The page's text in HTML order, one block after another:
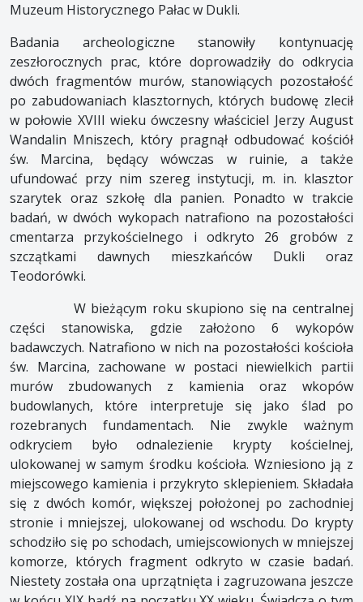
Muzeum Historycznego Pałac w Dukli.
Badania archeologiczne stanowiły kontynuację
zeszłorocznych prac, które doprowadziły do odkrycia
dwóch fragmentów murów, stanowiących pozostałość
po zabudowaniach klasztornych, których budowę zlecił
w połowie XVIII wieku ówczesny właściciel Jerzy August
Wandalin Mniszech, który pragnął odbudować kościół
św. Marcina, będący wówczas w ruinie, a także
ufundować przy nim szereg instytucji, m. in. klasztor
szarytek oraz szkołę dla panien. Ponadto w trakcie
badań, w dwóch wykopach natrafiono na pozostałości
cmentarza przykościelnego i odkryto 26 grobów z
szczątkami dawnych mieszkańców Dukli oraz
Teodorówki.
W bieżącym roku skupiono się na centralnej
części stanowiska, gdzie założono 6 wykopów
badawczych. Natrafiono w nich na pozostałości kościoła
św. Marcina, zachowane w postaci niewielkich partii
murów zbudowanych z kamienia oraz wkopów
budowlanych, które interpretuje się jako ślad po
rozebranych fundamentach. Nie zwykle ważnym
odkryciem było odnalezienie krypty kościelnej,
ulokowanej w samym środku kościoła. Wzniesiono ją z
miejscowego kamienia i przykryto sklepieniem. Składała
się z dwóch komór, większej położonej po zachodniej
stronie i mniejszej, ulokowanej od wschodu. Do krypty
schodziło się po schodach, umiejscowionych w mniejszej
komorze, których fragment odkryto w czasie badań.
Niestety została ona uprzątnięta i zagruzowana jeszcze